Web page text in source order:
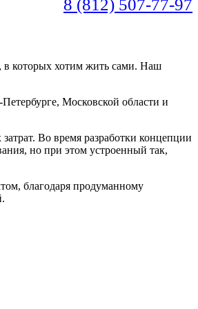
8 (812) 507-77-97
в которых хотим жить сами. Наш
Московской области и
Во время разработки концепции
но при этом устроенный так,
благодаря продуманному